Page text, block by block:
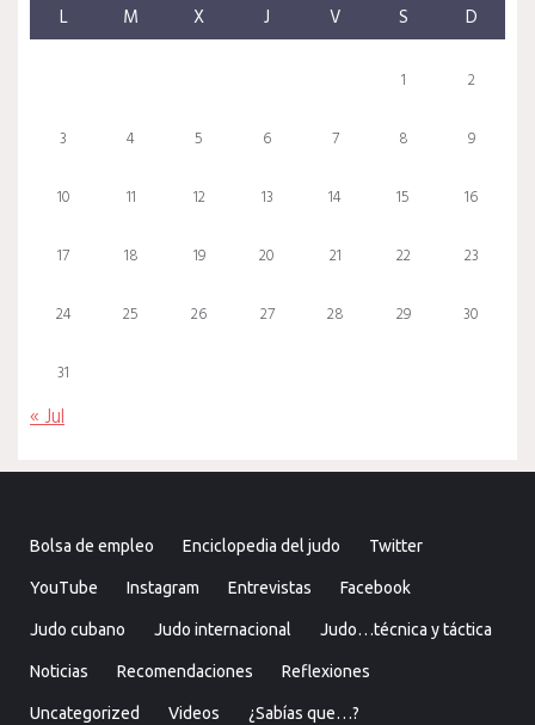
L M X J V S D
1 2
3 4 5 6 7 8 9
10 11 12 13 14 15 16
17 18 19 20 21 22 23
24 25 26 27 28 29 30
31
« Jul
Bolsa de empleo Enciclopedia del judo Twitter
YouTube Instagram Entrevistas Facebook
Judo cubano Judo internacional Judo…técnica y táctica
Noticias Recomendaciones Reflexiones
Uncategorized Videos ¿Sabías que…?